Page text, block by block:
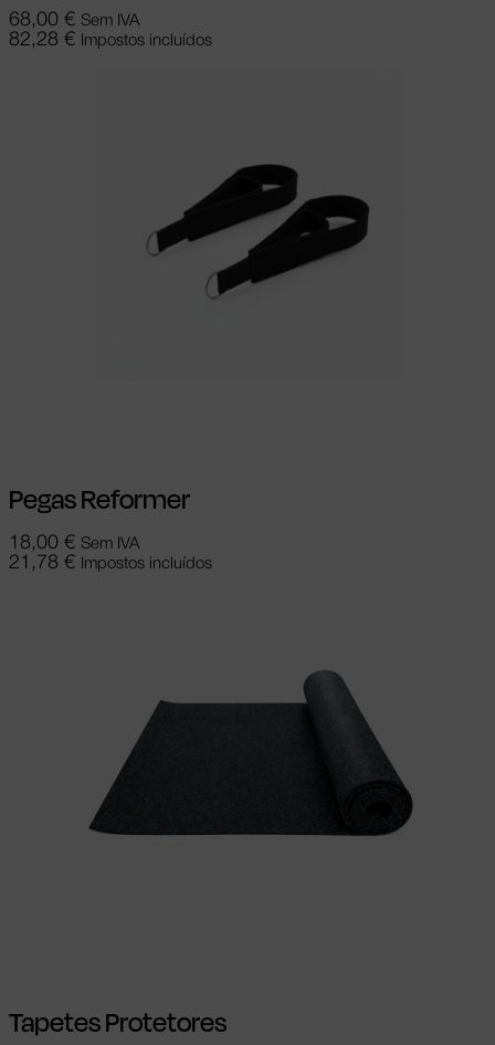
68,00 € Sem IVA
82,28 € Impostos incluídos
Pegas Reformer
18,00 € Sem IVA
21,78 € Impostos incluídos
Tapetes Protetores